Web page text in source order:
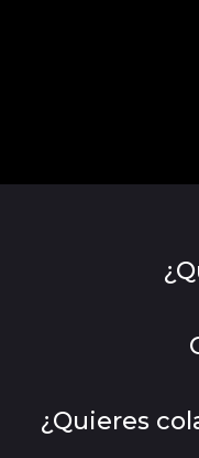
¿Quieres